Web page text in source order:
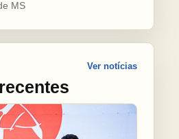
MS
Ver notícias